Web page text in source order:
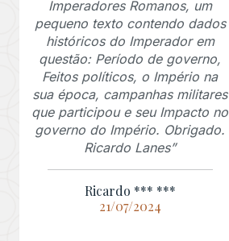
Imperadores Romanos, um
pequeno texto contendo dados
históricos do Imperador em
questão: Período de governo,
Feitos políticos, o Império na
sua época, campanhas militares
que participou e seu Impacto no
governo do Império. Obrigado.
Ricardo Lanes”
Ricardo *** ***
21/07/2024